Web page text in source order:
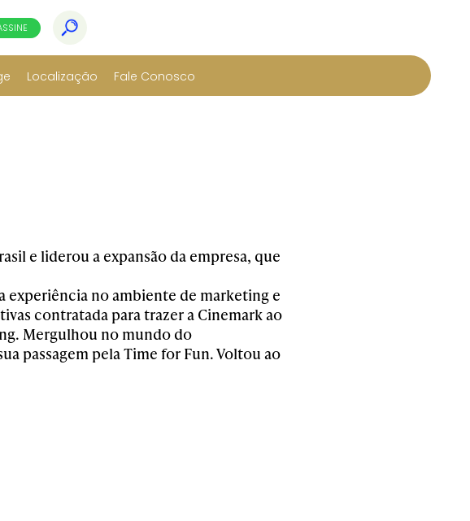
Localização Fale Conosco
e liderou a expansão da empresa, que
experiência no ambiente de marketing e
contratada para trazer a Cinemark ao
Mergulhou no mundo do
passagem pela Time for Fun. Voltou ao